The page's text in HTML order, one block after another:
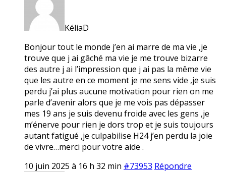
KéliaD
Bonjour tout le monde j’en ai marre de ma vie ,je
trouve que j ai gâché ma vie je me trouve bizarre
des autre j ai l’impression que j ai pas la même vie
que les autre en ce moment je me sens vide ,je suis
perdu j’ai plus aucune motivation pour rien on me
parle d’avenir alors que je me vois pas dépasser
mes 19 ans je suis devenu froide avec les gens ,je
m’énerve pour rien je dors trop et je suis toujours
autant fatigué ,je culpabilise H24 j’en perdu la joie
de vivre…merci pour votre aide .
10 juin 2025 à 16 h 32 min #73953 Répondre